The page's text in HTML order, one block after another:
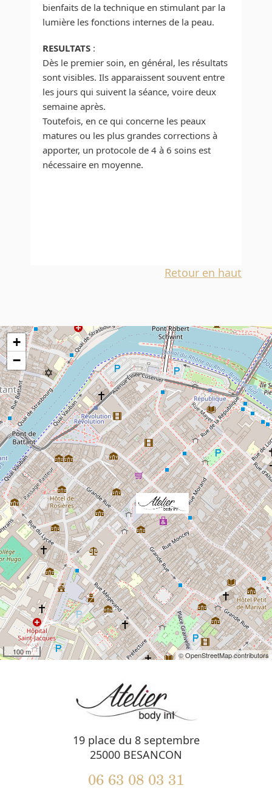
bienfaits de la technique en stimulant par la
lumière les fonctions internes de la peau.
RESULTATS :
Dès le premier soin, en général, les résultats
sont visibles. Ils apparaissent souvent entre
les jours qui suivent la séance, voire deux
semaine après.
Toutefois, en ce qui concerne les peaux
matures ou les plus grandes corrections à
apporter, un protocole de 4 à 6 soins est
nécessaire en moyenne.
Retour en haut
+
−
100 m © OpenStreetMap contributors
19 place du 8 septembre
25000 BESANCON
06 63 08 03 31